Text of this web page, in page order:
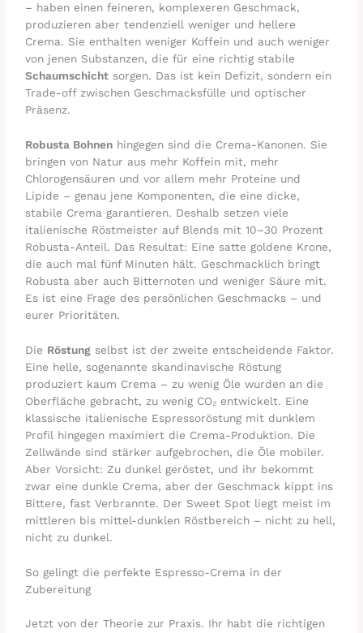
– haben einen feineren, komplexeren Geschmack,
produzieren aber tendenziell weniger und hellere
Crema. Sie enthalten weniger Koffein und auch weniger
von jenen Substanzen, die für eine richtig stabile
Schaumschicht sorgen. Das ist kein Defizit, sondern ein
Trade-off zwischen Geschmacksfülle und optischer
Präsenz.
Robusta Bohnen hingegen sind die Crema-Kanonen. Sie
bringen von Natur aus mehr Koffein mit, mehr
Chlorogensäuren und vor allem mehr Proteine und
Lipide – genau jene Komponenten, die eine dicke,
stabile Crema garantieren. Deshalb setzen viele
italienische Röstmeister auf Blends mit 10–30 Prozent
Robusta-Anteil. Das Resultat: Eine satte goldene Krone,
die auch mal fünf Minuten hält. Geschmacklich bringt
Robusta aber auch Bitternoten und weniger Säure mit.
Es ist eine Frage des persönlichen Geschmacks – und
eurer Prioritäten.
Die Röstung selbst ist der zweite entscheidende Faktor.
Eine helle, sogenannte skandinavische Röstung
produziert kaum Crema – zu wenig Öle wurden an die
Oberfläche gebracht, zu wenig CO₂ entwickelt. Eine
klassische italienische Espressoröstung mit dunklem
Profil hingegen maximiert die Crema-Produktion. Die
Zellwände sind stärker aufgebrochen, die Öle mobiler.
Aber Vorsicht: Zu dunkel geröstet, und ihr bekommt
zwar eine dunkle Crema, aber der Geschmack kippt ins
Bittere, fast Verbrannte. Der Sweet Spot liegt meist im
mittleren bis mittel-dunklen Röstbereich – nicht zu hell,
nicht zu dunkel.
So gelingt die perfekte Espresso-Crema in der
Zubereitung
Jetzt von der Theorie zur Praxis. Ihr habt die richtigen